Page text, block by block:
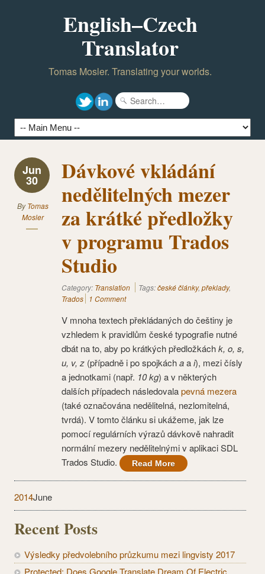
English–Czech
Translator
Tomas Mosler. Translating your worlds.
Jun
30
ByTomas
Mosler
Dávkové vkládání
nedělitelných mezer
za krátké předložky
v programu Trados
Studio
Category: Translation Tags:české články, překlady,
Trados
1 Comment
V mnoha textech překládaných do češtiny je
vzhledem k pravidlům české typografie nutné
dbát na to, aby po krátkých předložkáchk, o, s,
u, v, z (případně i po spojkáchaai), mezi čísly
a jednotkami (např. 10 kg) a v některých
dalších případech následovalapevná mezera
(také označována nedělitelná, nezlomitelná,
tvrdá). V tomto článku si ukážeme, jak lze
pomocí regulárních výrazů dávkově nahradit
normální mezery nedělitelnými v aplikaci SDL
Trados Studio.
Read More
2014June
Recent Posts
Výsledky předvolebního průzkumu mezi lingvisty 2017
Protected: Does Google Translate Dream Of Electric